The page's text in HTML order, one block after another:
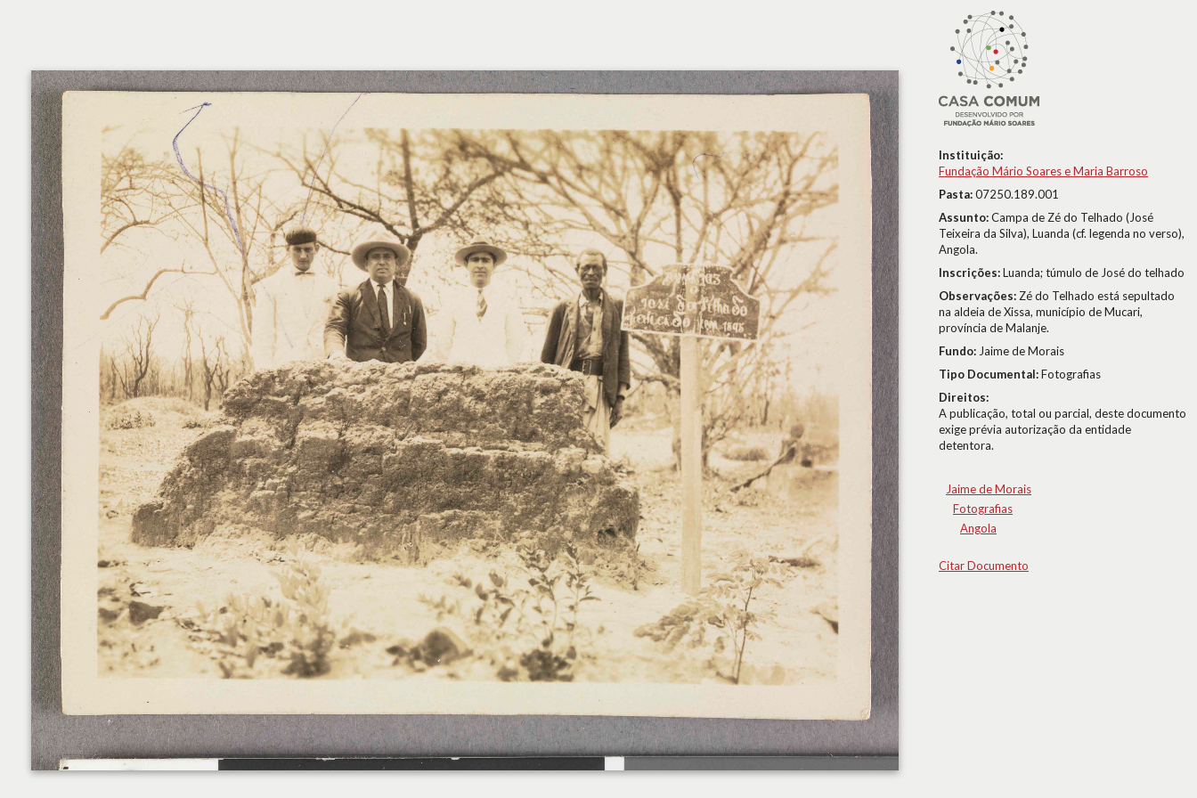
Instituição:
Fundação Mário Soares e Maria Barroso
Pasta:07250.189.001
Assunto:Campa de Zé do Telhado (José
Teixeira da Silva), Luanda (cf. legenda no verso),
Angola.
Inscrições:Luanda; túmulo de José do telhado
Observações: Zé do Telhado está sepultado
na aldeia de Xissa, município de Mucari,
província de Malanje.
Fundo: Jaime de Morais
Tipo Documental:Fotografias
Direitos:
A publicação, total ou parcial, deste documento
exige prévia autorização da entidade
detentora.
Jaime de Morais
Fotografias
Angola
Citar Documento